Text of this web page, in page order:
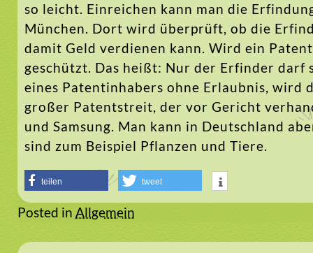
so leicht. Einreichen kann man die
München. Dort wird überprüft, ob die
damit Geld verdienen kann. Wird ein
geschützt. Das heißt: Nur der Erfinder darf
eines Patentinhabers ohne Erlaubnis, wird
großer Patentstreit, der vor Gericht
und Samsung. Man kann in Deutschland
sind zum Beispiel Pflanzen und Tiere.
teilen tweet
Posted in Allgemein